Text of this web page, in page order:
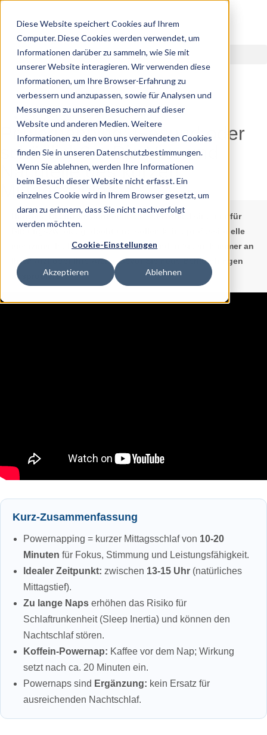
Diese Website speichert Cookies auf Ihrem
Computer. Diese Cookies werden verwendet, um
Informationen darüber zu sammeln, wie Sie mit
unserer Website interagieren. Wir verwenden diese
Informationen, um Ihre Browser-Erfahrung zu
verbessern und anzupassen, sowie für Analysen und
Messungen zu unseren Besuchern auf dieser
Website und anderen Medien. Weitere
Informationen zu den von uns verwendeten Cookies
finden Sie in unseren Datenschutzbestimmungen.
Wenn Sie ablehnen, werden Ihre Informationen
beim Besuch dieser Website nicht erfasst. Ein
einzelnes Cookie wird in Ihrem Browser gesetzt, um
daran zu erinnern, dass Sie nicht nachverfolgt
werden möchten.
Cookie-Einstellungen
Akzeptieren Ablehnen
20.07.2025
Powernapping: Gesund oder
schädlich? – Die Vor- und
Nachteile des kurzen
Mittagsschlafs
Die Informationen in diesem Artikel sind nur für
Bildungszwecke gedacht und sollen keine professionelle
medizinische Beratung ersetzen. Wenden Sie sich immer an
Ihren Arzt oder Ihre Ärztin, bevor Sie neue Behandlungen
ausprobieren.
Kurz‑Zusammenfassung
Powernapping = kurzer Mittagsschlaf von 10-20
Minuten für Fokus, Stimmung und Leistungsfähigkeit.
Idealer Zeitpunkt: zwischen 13-15 Uhr (natürliches
Mittagstief).
Zu lange Naps erhöhen das Risiko für
Schlaftrunkenheit (Sleep Inertia) und können den
Nachtschlaf stören.
Koffein‑Powernap: Kaffee vor dem Nap; Wirkung
setzt nach ca. 20 Minuten ein.
Powernaps sind Ergänzung: kein Ersatz für
ausreichenden Nachtschlaf.